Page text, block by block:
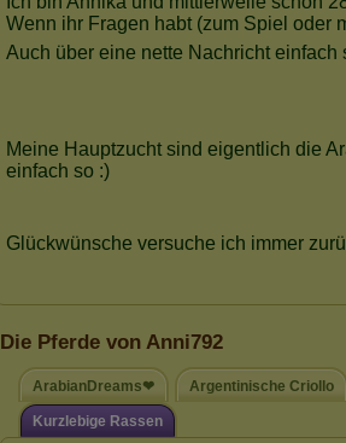
Die Pferde von Anni792
ArabianDreams❤ Argentinische Criollo
Kurzlebige Rassen